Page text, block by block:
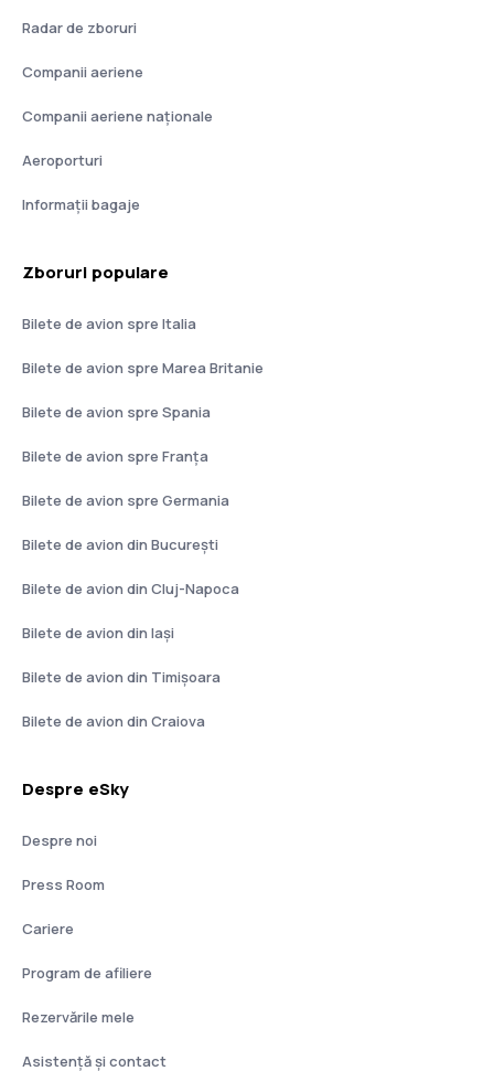
Radar de zboruri
Companii aeriene
Companii aeriene naţionale
Aeroporturi
Informații bagaje
Zboruri populare
Bilete de avion spre Italia
Bilete de avion spre Marea Britanie
Bilete de avion spre Spania
Bilete de avion spre Franţa
Bilete de avion spre Germania
Bilete de avion din București
Bilete de avion din Cluj-Napoca
Bilete de avion din Iași
Bilete de avion din Timișoara
Bilete de avion din Craiova
Despre eSky
Despre noi
Press Room
Cariere
Program de afiliere
Rezervările mele
Asistenţă şi contact